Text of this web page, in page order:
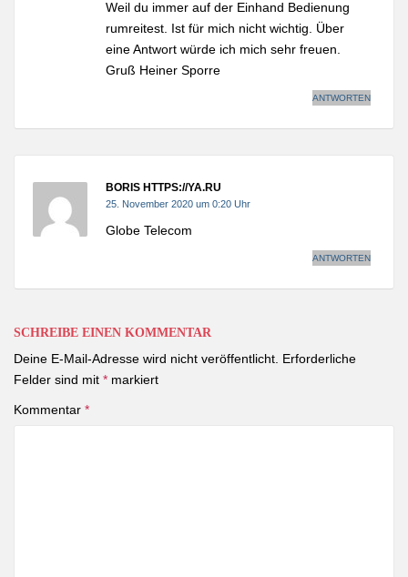
Weil du immer auf der Einhand Bedienung
rumreitest. Ist für mich nicht wichtig. Über
eine Antwort würde ich mich sehr freuen.
Gruß Heiner Sporre
ANTWORTEN
BORIS HTTPS://YA.RU
25. November 2020 um 0:20 Uhr
Globe Telecom
ANTWORTEN
SCHREIBE EINEN KOMMENTAR
Deine E-Mail-Adresse wird nicht veröffentlicht. Erforderliche
Felder sind mit * markiert
Kommentar *